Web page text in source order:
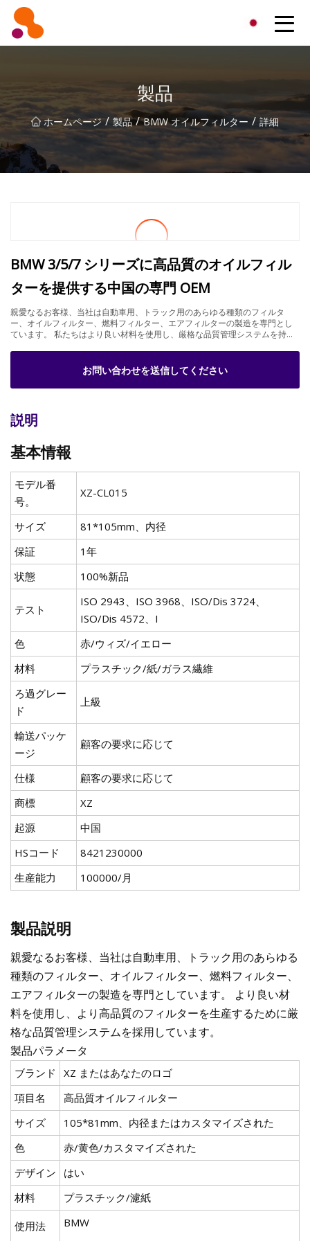
製品
ホームページ / 製品 / BMW オイルフィルター / 詳細
BMW 3/5/7 シリーズに高品質のオイルフィル
ターを提供する中国の専門 OEM
親愛なるお客様、当社は自動車用、トラック用のあらゆる種類のフィルタ
ー、オイルフィルター、燃料フィルター、エアフィルターの製造を専門とし
ています。 私たちはより良い材料を使用し、厳格な品質管理システムを持っ
お問い合わせを送信してください
説明
基本情報
モデル番
号。
XZ-CL015
サイズ
81*105mm、内径
保証
1年
状態
100%新品
テスト
ISO 2943、ISO 3968、ISO/Dis 3724、
ISO/Dis 4572、I
色
赤/ウィズ/イエロー
材料
プラスチック/紙/ガラス繊維
ろ過グレー
ド
上級
輸送パッケ
ージ
顧客の要求に応じて
仕様
顧客の要求に応じて
商標
XZ
起源
中国
HSコード
8421230000
生産能力
100000/月
製品説明
親愛なるお客様、当社は自動車用、トラック用のあらゆる
種類のフィルター、オイルフィルター、燃料フィルター、
エアフィルターの製造を専門としています。 より良い材
料を使用し、より高品質のフィルターを生産するために厳
格な品質管理システムを採用しています。
製品パラメータ
ブランド
XZ またはあなたのロゴ
項目名
高品質オイルフィルター
サイズ
105*81mm、内径またはカスタマイズされた
色
赤/黄色/カスタマイズされた
デザイン
はい
材料
プラスチック/濾紙
使用法 BMW